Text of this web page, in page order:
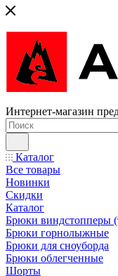
Интернет-магазин
Каталог
Все товары
Новинки
Скидки
Каталог
Брюки виндстопперы
Брюки горнолыжные
Брюки для сноуборда
Брюки облегченные
Шорты